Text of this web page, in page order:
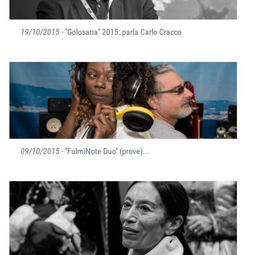
19/10/2015- "Golosaria" 2015: parla Carlo Cracco
09/10/2015- "FulmiNote Duo" (prove)...